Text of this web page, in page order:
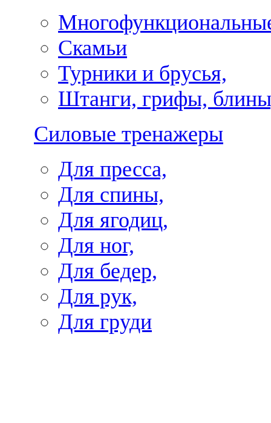
Скамьи
Турники и брусья,
Штанги, грифы,
Силовые тренажеры
Для пресса,
Для спины,
Для ягодиц,
Для ног,
Для бедер,
Для рук,
Для груди